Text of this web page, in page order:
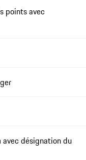
points avec
désignation du